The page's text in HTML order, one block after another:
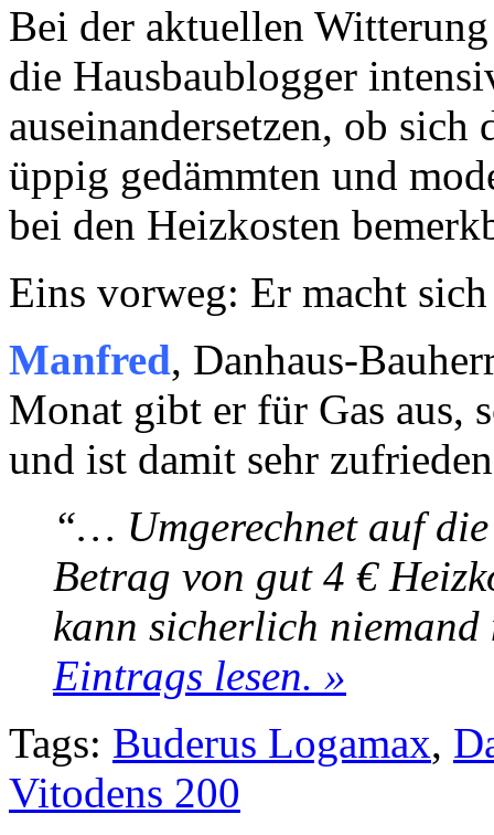
Bei der aktuellen
die Hausbaublogger
auseinandersetzen, ob
üppig gedämmten und
bei den Heizkosten
Eins vorweg: Er macht
Manfred, Danhaus-
Monat gibt er für Gas aus,
und ist damit sehr
“… Umgerechnet auf
Betrag von gut 4 €
kann sicherlich
Eintrags lesen. »
Tags: Buderus Logamax,
Vitodens 200